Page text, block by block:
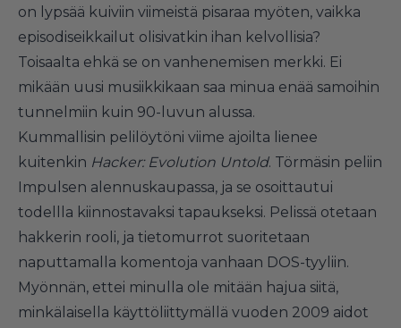
on lypsää kuiviin viimeistä pisaraa myöten, vaikka
episodiseikkailut olisivatkin ihan kelvollisia?
Toisaalta ehkä se on vanhenemisen merkki. Ei
mikään uusi musiikkikaan saa minua enää samoihin
tunnelmiin kuin 90-luvun alussa.
Kummallisin pelilöytöni viime ajoilta lienee
kuitenkin Hacker: Evolution Untold. Törmäsin peliin
Impulsen alennuskaupassa, ja se osoittautui
todellla kiinnostavaksi tapaukseksi. Pelissä otetaan
hakkerin rooli, ja tietomurrot suoritetaan
naputtamalla komentoja vanhaan DOS-tyyliin.
Myönnän, ettei minulla ole mitään hajua siitä,
minkälaisella käyttöliittymällä vuoden 2009 aidot